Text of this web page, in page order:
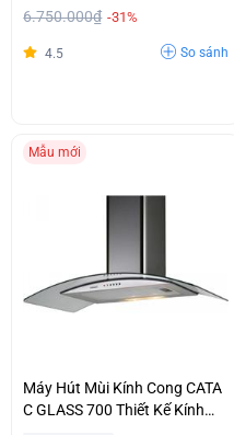
6.750.000₫ -31%
4.5 So sánh
Mẫu mới
Máy Hút Mùi Kính Cong CATA
C GLASS 700 Thiết Kế Kính